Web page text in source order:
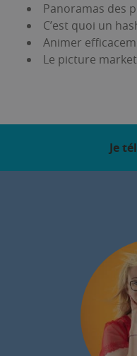
Panoramas des
C’est quoi un
Animer
Le picture
Je